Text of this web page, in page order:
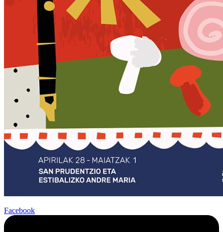
Facebook